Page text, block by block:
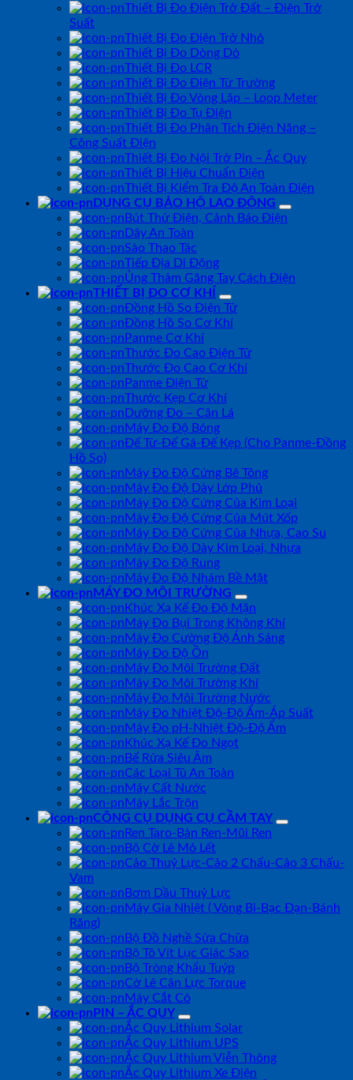
Thiết Bị Đo Điện Trở Đất – Điện Trở
Suất
Thiết Bị Đo Điện Trở Nhỏ
Thiết Bị Đo Dòng Dò
Thiết Bị Đo LCR
Thiết Bị Đo Điện Từ Trường
Thiết Bị Đo Vòng Lặp – Loop Meter
Thiết Bị Đo Tụ Điện
Thiết Bị Đo Phân Tích Điện Năng –
Công Suất Điện
Thiết Bị Đo Nội Trở Pin – Ắc Quy
Thiết Bị Hiệu Chuẩn Điện
Thiết Bị Kiểm Tra Độ An Toàn Điện
DỤNG CỤ BẢO HỘ LAO ĐỘNG
Bút Thử Điện, Cảnh Báo Điện
Dây An Toàn
Sào Thao Tác
Tiếp Địa Di Động
Ủng Thảm Găng Tay Cách Điện
THIẾT BỊ ĐO CƠ KHÍ
Đồng Hồ So Điện Tử
Đồng Hồ So Cơ Khí
Panme Cơ Khí
Thước Đo Cao Điện Tử
Thước Đo Cao Cơ Khí
Panme Điện Tử
Thước Kẹp Cơ Khí
Dưỡng Đo – Căn Lá
Máy Đo Độ Bóng
Đế Từ-Đế Gá-Đế Kẹp (Cho Panme-Đồng
Hồ So)
Máy Đo Độ Cứng Bê Tông
Máy Đo Độ Dày Lớp Phủ
Máy Đo Độ Cứng Của Kim Loại
Máy Đo Độ Cứng Của Mút Xốp
Máy Đo Độ Cứng Của Nhựa, Cao Su
Máy Đo Độ Dày Kim Loại, Nhựa
Máy Đo Độ Rung
Máy Đo Độ Nhám Bề Mặt
MÁY ĐO MÔI TRƯỜNG
Khúc Xạ Kế Đo Độ Mặn
Máy Đo Bụi Trong Không Khí
Máy Đo Cường Độ Ánh Sáng
Máy Đo Độ Ồn
Máy Đo Môi Trường Đất
Máy Đo Môi Trường Khí
Máy Đo Môi Trường Nước
Máy Đo Nhiệt Độ-Độ Ẩm-Áp Suất
Máy Đo pH-Nhiệt Độ-Độ Ẩm
Khúc Xạ Kế Đo Ngọt
Bể Rửa Siêu Âm
Các Loại Tủ An Toàn
Máy Cất Nước
Máy Lắc Trộn
CÔNG CỤ DỤNG CỤ CẦM TAY
Ren Taro-Bàn Ren-Mũi Ren
Bộ Cờ Lê Mỏ Lết
Cảo Thuỷ Lực-Cảo 2 Chấu-Cảo 3 Chấu-
Vam
Bơm Dầu Thuỷ Lực
Máy Gia Nhiệt ( Vòng Bi-Bạc Đạn-Bánh
Răng)
Bộ Đồ Nghề Sửa Chữa
Bộ Tô Vít Lục Giác Sao
Bộ Tròng Khẩu Tuýp
Cờ Lê Cân Lực Torque
Máy Cắt Cỏ
PIN – ẮC QUY
Ắc Quy Lithium Solar
Ắc Quy Lithium UPS
Ắc Quy Lithium Viễn Thông
Ắc Quy Lithium Xe Điện